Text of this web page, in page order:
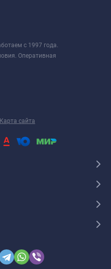
с 1997 года.
Оперативная
Карта сайта